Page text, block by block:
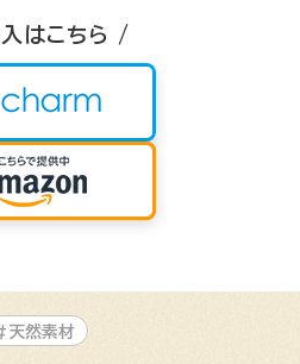
はこちら /
天然素材